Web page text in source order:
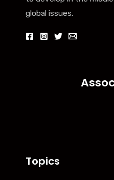
global issues.
Topics